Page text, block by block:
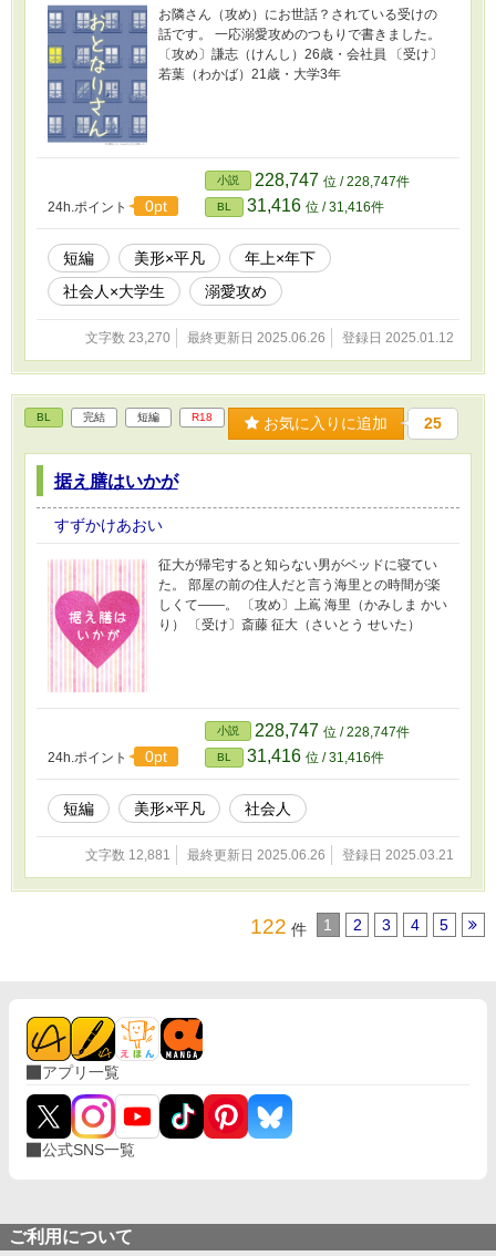
お隣さん（攻め）にお世話？されている受けの
話です。 一応溺愛攻めのつもりで書きました。
〔攻め〕謙志（けんし）26歳・会社員 〔受け〕
若葉（わかば）21歳・大学3年
24h.ポイント 0pt
小説 228,747 位 / 228,747件
BL 31,416 位 / 31,416件
短編 美形×平凡
年上×年下
社会人×大学生
溺愛攻め
文字数 23,270 最終更新日 2025.06.26 登録日 2025.01.12
BL 完結 短編 R18 お気に入りに追加 25
据え膳はいかが
すずかけあおい
征大が帰宅すると知らない男がベッドに寝てい
た。 部屋の前の住人だと言う海里との時間が楽
しくて――。 〔攻め〕上嶌 海里（かみしま かい
り） 〔受け〕斎藤 征大（さいとう せいた）
24h.ポイント 0pt
小説 228,747 位 / 228,747件
BL 31,416 位 / 31,416件
短編 美形×平凡 社会人
文字数 12,881 最終更新日 2025.06.26 登録日 2025.03.21
122 件 1 2 3 4 5
アプリ一覧
公式SNS一覧
ご利用について